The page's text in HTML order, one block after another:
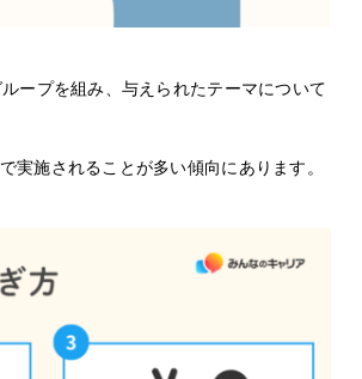
ープを組み、与えられたテーマについて
実施されることが多い傾向にあります。